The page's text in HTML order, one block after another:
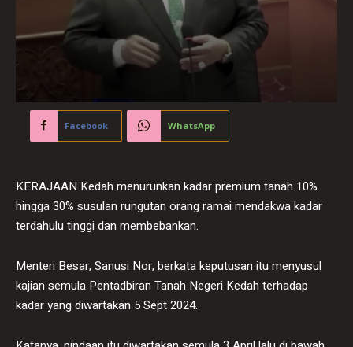
Facebook WhatsApp
KERAJAAN Kedah menurunkan kadar premium tanah 10%
hingga 30% susulan rungutan orang ramai mendakwa kadar
terdahulu tinggi dan membebankan.
Menteri Besar, Sanusi Nor, berkata keputusan itu menyusul
kajian semula Pentadbiran Tanah Negeri Kedah terhadap
kadar yang diwartakan 5 Sept 2024.